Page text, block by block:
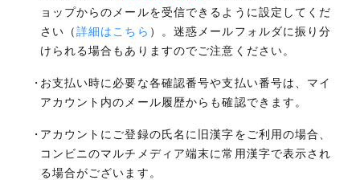
ョップからのメールを受信できるように設定してくだ
さい（詳細はこちら ）。迷惑メールフォルダに振り分
けられる場合もありますのでご注意ください。
お支払い時に必要な各確認番号や支払い番号は、マイ
アカウント内のメール履歴からも確認できます。
アカウントにご登録の氏名に旧漢字をご利用の場合、
コンビニのマルチメディア端末に常用漢字で表示され
る場合がございます。